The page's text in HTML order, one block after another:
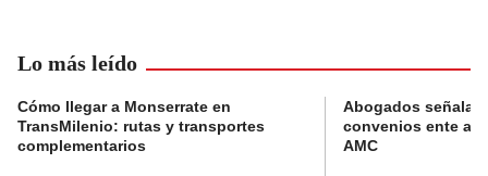
Lo más leído
Cómo llegar a Monserrate en
TransMilenio: rutas y transportes
complementarios
Abogados
convenios ente
AMC